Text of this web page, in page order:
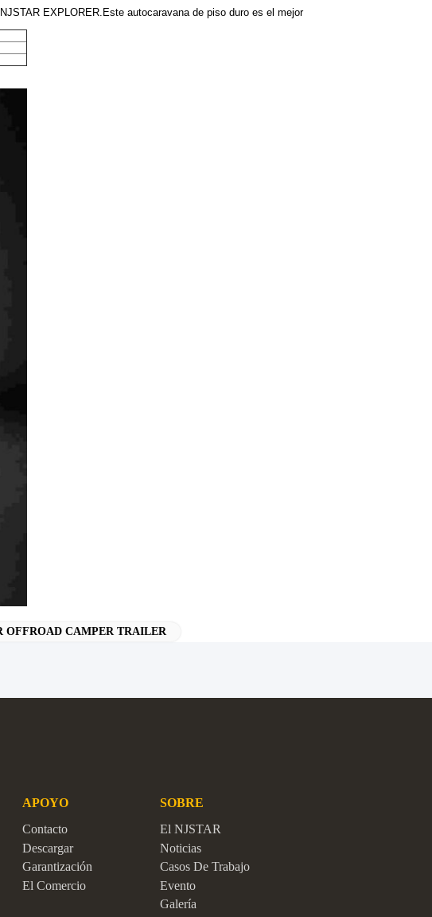
EXPLORER.Este autocaravana de piso duro es el mejor
OFFROAD CAMPER TRAILER
APOYO
Contacto
Descargar
Garantización
El Comercio
SOBRE
El NJSTAR
Noticias
Casos De Trabajo
Evento
Galería